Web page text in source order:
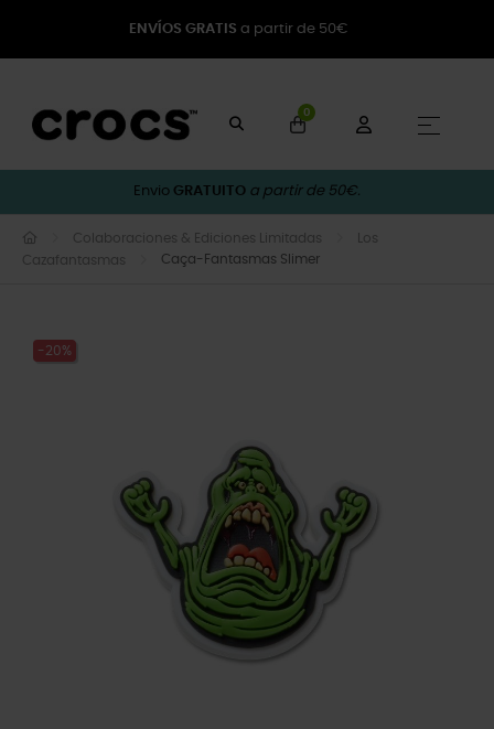
ENVÍOS GRATIS a partir de 50€
0
☰
Envio GRATUITO a partir de 50€.
Colaboraciones & Ediciones Limitadas
Los
Cazafantasmas
Caça-Fantasmas Slimer
-20%